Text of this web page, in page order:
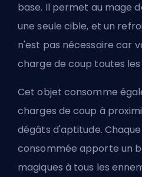
base. Il permet au mage
une seule cible, et un
n'est pas nécessaire car
charge de coup toutes
Cet objet consomme
charges de coup à
dégâts d'aptitude.
consommée apporte un
magiques à tous les